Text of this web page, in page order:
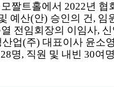
짤트홀에서 2022년 협
예산(안) 승인의 건, 임
전임회장의 이임사,
업(주) 대표이사 윤소
28명, 직원 및 내빈 30여